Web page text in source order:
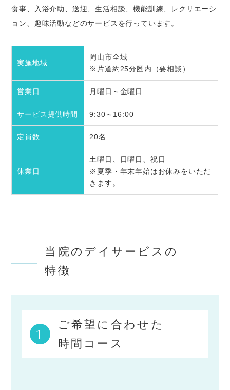
食事、入浴介助、送迎、生活相談、機能訓練、レクリエーシ
ョン、趣味活動などのサービスを行っています。
実施地域
岡山市全域
※片道約25分圏内（要相談）
営業日 月曜日～金曜日
サービス提供時間 9:30～16:00
定員数 20名
休業日
土曜日、日曜日、祝日
※夏季・年末年始はお休みをいただ
きます。
当院のデイサービスの
特徴
1
ご希望に合わせた
時間コース